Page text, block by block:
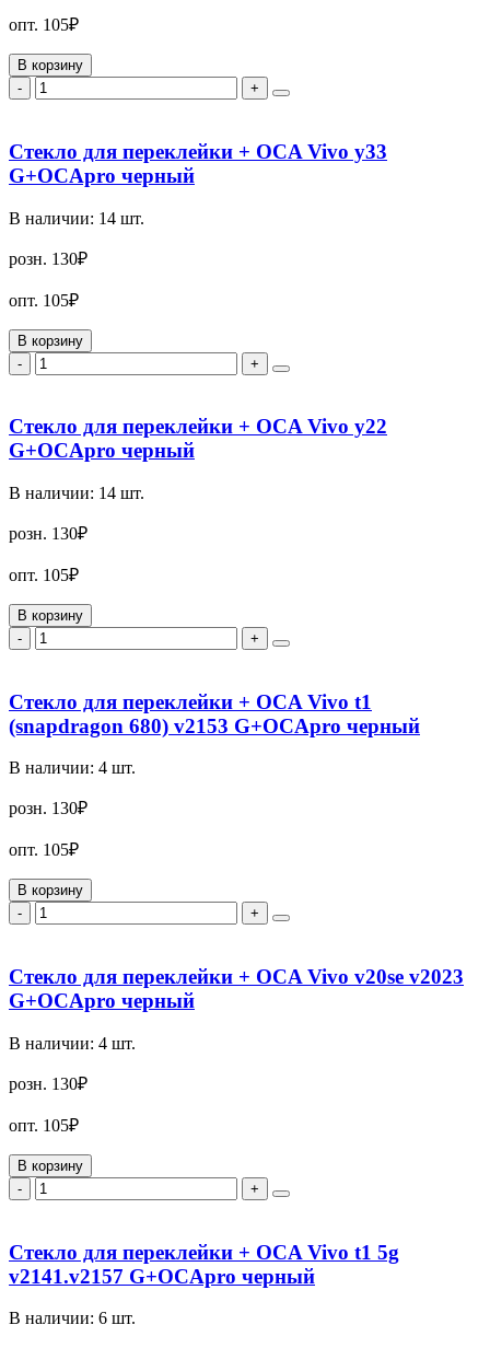
опт. 105₽
В корзину
-
+
Стекло для переклейки + OCA Vivo y33
G+OCApro черный
В наличии: 14 шт.
розн. 130₽
опт. 105₽
В корзину
-
+
Стекло для переклейки + OCA Vivo y22
G+OCApro черный
В наличии: 14 шт.
розн. 130₽
опт. 105₽
В корзину
-
+
Стекло для переклейки + OCA Vivo t1
(snapdragon 680) v2153 G+OCApro черный
В наличии: 4 шт.
розн. 130₽
опт. 105₽
В корзину
-
+
Стекло для переклейки + OCA Vivo v20se v2023
G+OCApro черный
В наличии: 4 шт.
розн. 130₽
опт. 105₽
В корзину
-
+
Стекло для переклейки + OCA Vivo t1 5g
v2141.v2157 G+OCApro черный
В наличии: 6 шт.